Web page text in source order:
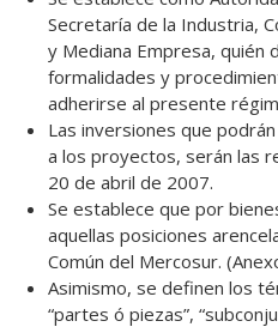
Secretaría de la Industria,
y Mediana Empresa, quién
formalidades y
adherirse al presente
Las inversiones que
a los proyectos, serán las
20 de abril de 2007.
Se establece que por
aquellas posiciones
Común del Mercosur.
Asimismo, se definen los
“partes ó piezas”,